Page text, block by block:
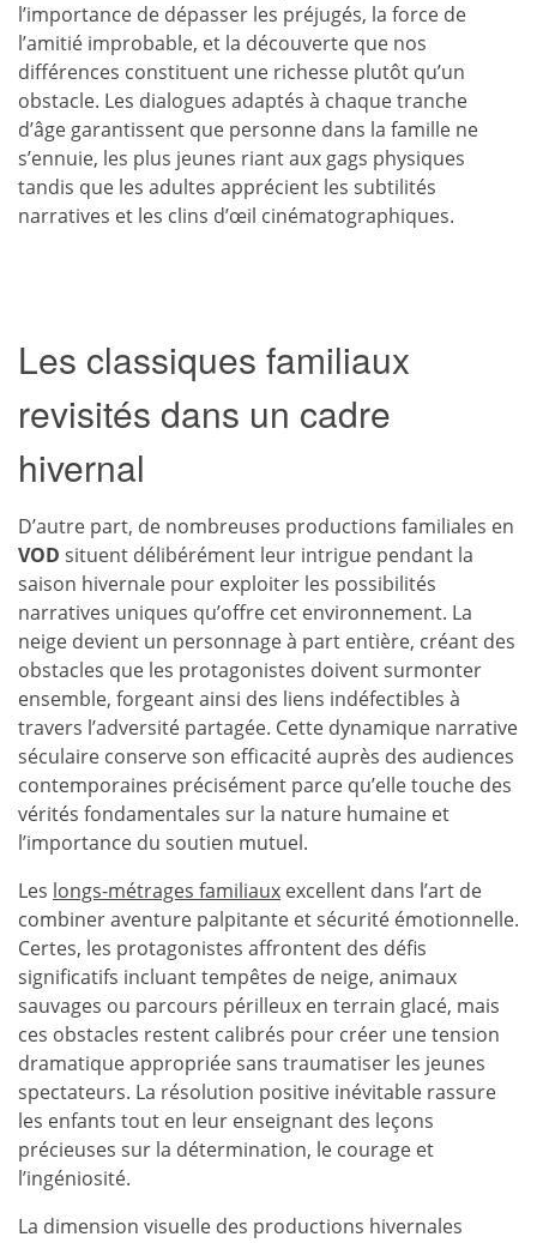
l’importance de dépasser les préjugés, la force de
l’amitié improbable, et la découverte que nos
différences constituent une richesse plutôt qu’un
obstacle. Les dialogues adaptés à chaque tranche
d’âge garantissent que personne dans la famille ne
s’ennuie, les plus jeunes riant aux gags physiques
tandis que les adultes apprécient les subtilités
narratives et les clins d’œil cinématographiques.
Les classiques familiaux
revisités dans un cadre
hivernal
D’autre part, de nombreuses productions familiales en
VOD situent délibérément leur intrigue pendant la
saison hivernale pour exploiter les possibilités
narratives uniques qu’offre cet environnement. La
neige devient un personnage à part entière, créant des
obstacles que les protagonistes doivent surmonter
ensemble, forgeant ainsi des liens indéfectibles à
travers l’adversité partagée. Cette dynamique narrative
séculaire conserve son efficacité auprès des audiences
contemporaines précisément parce qu’elle touche des
vérités fondamentales sur la nature humaine et
l’importance du soutien mutuel.
Les longs-métrages familiaux excellent dans l’art de
combiner aventure palpitante et sécurité émotionnelle.
Certes, les protagonistes affrontent des défis
significatifs incluant tempêtes de neige, animaux
sauvages ou parcours périlleux en terrain glacé, mais
ces obstacles restent calibrés pour créer une tension
dramatique appropriée sans traumatiser les jeunes
spectateurs. La résolution positive inévitable rassure
les enfants tout en leur enseignant des leçons
précieuses sur la détermination, le courage et
l’ingéniosité.
La dimension visuelle des productions hivernales